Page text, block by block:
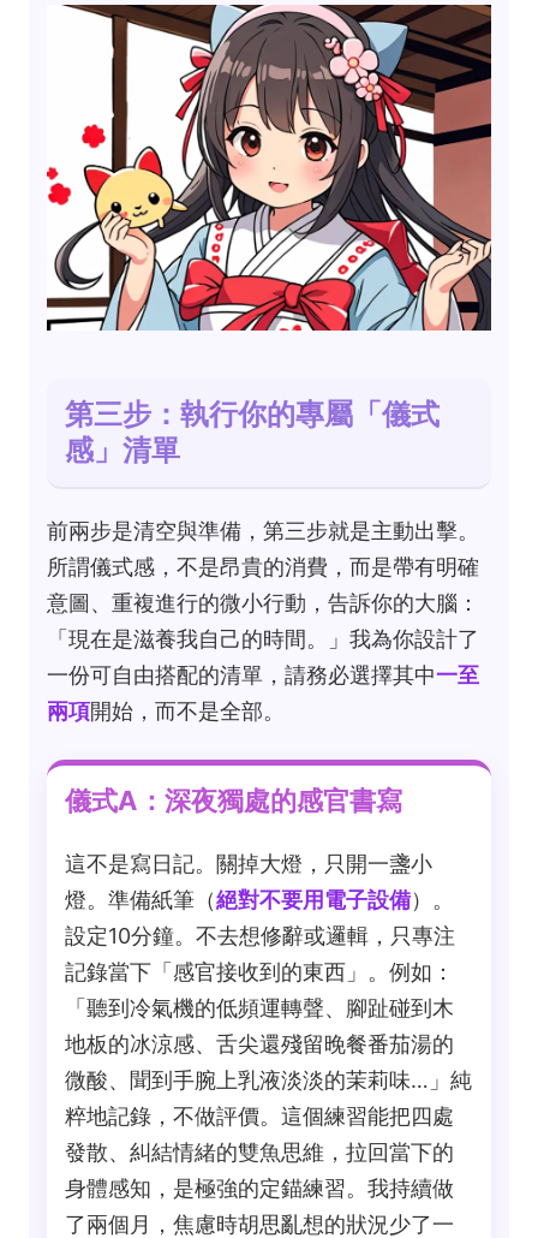
第三步：執行你的專屬「儀式
感」清單
前兩步是清空與準備，第三步就是主動出擊。
所謂儀式感，不是昂貴的消費，而是帶有明確
意圖、重複進行的微小行動，告訴你的大腦：
「現在是滋養我自己的時間。」我為你設計了
一份可自由搭配的清單，請務必選擇其中一至
兩項開始，而不是全部。
儀式A：深夜獨處的感官書寫
這不是寫日記。關掉大燈，只開一盞小
燈。準備紙筆（絕對不要用電子設備）。
設定10分鐘。不去想修辭或邏輯，只專注
記錄當下「感官接收到的東西」。例如：
「聽到冷氣機的低頻運轉聲、腳趾碰到木
地板的冰涼感、舌尖還殘留晚餐番茄湯的
微酸、聞到手腕上乳液淡淡的茉莉味…」純
粹地記錄，不做評價。這個練習能把四處
發散、糾結情緒的雙魚思維，拉回當下的
身體感知，是極強的定錨練習。我持續做
了兩個月，焦慮時胡思亂想的狀況少了一